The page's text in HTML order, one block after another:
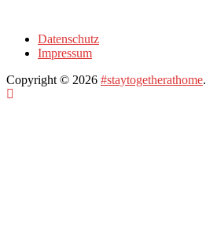
Datenschutz
Impressum
Copyright © 2026 #staytogetherathome.